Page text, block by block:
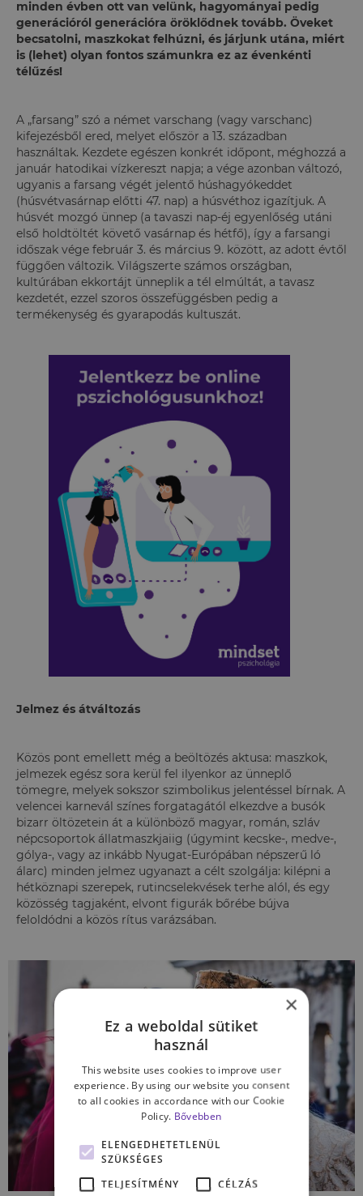
minden évben ott van velünk, hagyományai pedig
generációról generációra öröklődnek tovább. Öveket
becsatolni, maszkokat felhúzni, és járjunk utána, miért
is (lehet) olyan fontos számunkra ez az évenkénti
télűzés!
A „farsang” szó a német varschang (vagy varschanc)
kifejezésből ered, melyet először a 13. században
használtak. Kezdete egészen konkrét időpont, méghozzá a
január hatodikai vízkereszt napja; a vége azonban változó,
ugyanis a farsang végét jelentő húshagyókeddet
(húsvétvasárnap előtti 47. nap) a húsvéthoz igazítjuk. A
húsvét mozgó ünnep (a tavaszi nap-éj egyenlőség utáni
első holdtöltét követő vasárnap és hétfő), így a farsangi
időszak vége február 3. és március 9. között, az adott évtől
függően változik. Világszerte számos országban,
kultúrában ekkortájt ünneplik a tél elmúltát, a tavasz
kezdetét, ezzel szoros összefüggésben pedig a
termékenység és gyarapodás kultuszát.
Jelmez és átváltozás
Közös pont emellett még a beöltözés aktusa: maszkok,
jelmezek egész sora kerül fel ilyenkor az ünneplő
tömegre, melyek sokszor szimbolikus jelentéssel bírnak. A
velencei karnevál színes forgatagától elkezdve a busók
bizarr öltözetein át a különböző magyar, román, szláv
népcsoportok állatmaszkjaiig (úgymint kecske-, medve-,
gólya-, vagy az inkább Nyugat-Európában népszerű ló
álarc) minden jelmez ugyanazt a célt szolgálja: kilépni a
hétköznapi szerepek, rutincselekvések terhe alól, és egy
közösség tagjaként, elvont figurák bőrébe bújva
feloldódni a közös rítus varázsában.
×
Ez a weboldal sütiket
használ
This website uses cookies to improve user
experience. By using our website you consent
to all cookies in accordance with our Cookie
Policy. Bővebben
ELENGEDHETETLENÜL
SZÜKSÉGES
TELJESÍTMÉNY
CÉLZÁS